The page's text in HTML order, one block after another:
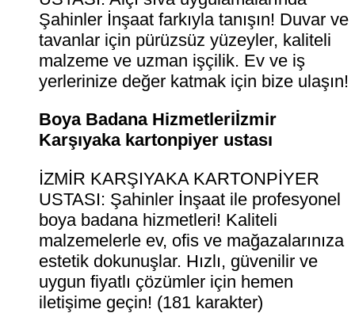
Şahinler İnşaat farkıyla tanışın! Duvar ve
tavanlar için pürüzsüz yüzeyler, kaliteli
malzeme ve uzman işçilik. Ev ve iş
yerlerinize değer katmak için bize ulaşın!
Boya Badana Hizmetleriİzmir
Karşıyaka kartonpiyer ustası
İZMİR KARŞIYAKA KARTONPİYER
USTASI: Şahinler İnşaat ile profesyonel
boya badana hizmetleri! Kaliteli
malzemelerle ev, ofis ve mağazalarınıza
estetik dokunuşlar. Hızlı, güvenilir ve
uygun fiyatlı çözümler için hemen
iletişime geçin! (181 karakter)